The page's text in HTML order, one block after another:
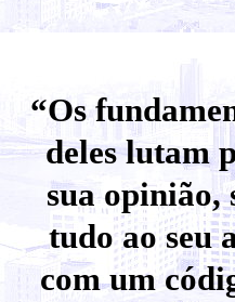
“Os
deles lutam
sua opinião,
tudo ao seu
com um